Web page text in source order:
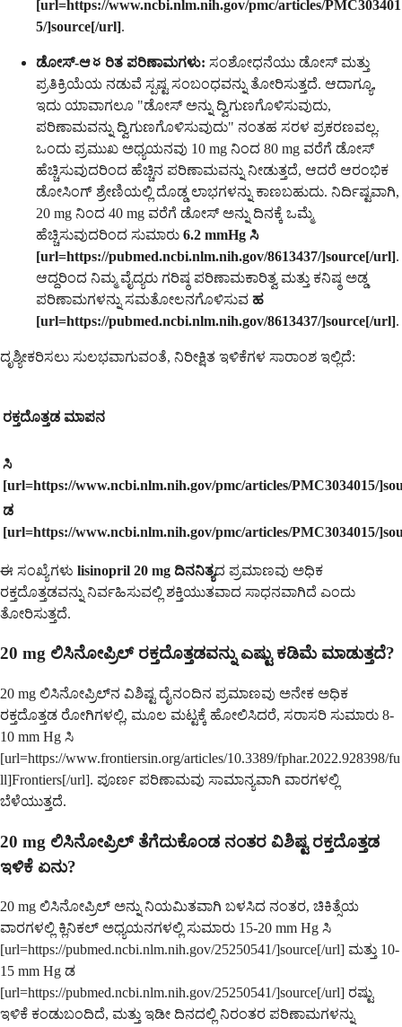
[url=https://www.ncbi.nlm.nih.gov/pmc/articles/PMC303401
5/]source[/url].
ಡೋಸ್-ಆధರಿತ ಪರಿಣಾಮಗಳು: ಸಂಶೋಧನೆಯು ಡೋಸ್ ಮತ್ತು
ಪ್ರತಿಕ್ರಿಯೆಯ ನಡುವೆ ಸ್ಪಷ್ಟ ಸಂಬಂಧವನ್ನು ತೋರಿಸುತ್ತದೆ. ಆದಾಗ್ಯೂ,
ಇದು ಯಾವಾಗಲೂ "ಡೋಸ್ ಅನ್ನು ದ್ವಿಗುಣಗೊಳಿಸುವುದು,
ಪರಿಣಾಮವನ್ನು ದ್ವಿಗುಣಗೊಳಿಸುವುದು" ನಂತಹ ಸರಳ ಪ್ರಕರಣವಲ್ಲ.
ಒಂದು ಪ್ರಮುಖ ಅಧ್ಯಯನವು 10 mg ನಿಂದ 80 mg ವರೆಗೆ ಡೋಸ್
ಹೆಚ್ಚಿಸುವುದರಿಂದ ಹೆಚ್ಚಿನ ಪರಿಣಾಮವನ್ನು ನೀಡುತ್ತದೆ, ಆದರೆ ಆರಂಭಿಕ
ಡೋಸಿಂಗ್ ಶ್ರೇಣಿಯಲ್ಲಿ ದೊಡ್ಡ ಲಾಭಗಳನ್ನು ಕಾಣಬಹುದು. ನಿರ್ದಿಷ್ಟವಾಗಿ,
20 mg ನಿಂದ 40 mg ವರೆಗೆ ಡೋಸ್ ಅನ್ನು ದಿನಕ್ಕೆ ಒಮ್ಮೆ
ಹೆಚ್ಚಿಸುವುದರಿಂದ ಸುಮಾರು 6.2 mmHg ಸಿ
[url=https://pubmed.ncbi.nlm.nih.gov/8613437/]source[/url].
ಆದ್ದರಿಂದ ನಿಮ್ಮ ವೈದ್ಯರು ಗರಿಷ್ಠ ಪರಿಣಾಮಕಾರಿತ್ವ ಮತ್ತು ಕನಿಷ್ಠ ಅಡ್ಡ
ಪರಿಣಾಮಗಳನ್ನು ಸಮತೋಲನಗೊಳಿಸುವ ಹ
[url=https://pubmed.ncbi.nlm.nih.gov/8613437/]source[/url].
ದೃಶ್ಯೀಕರಿಸಲು ಸುಲಭವಾಗುವಂತೆ, ನಿರೀಕ್ಷಿತ ಇಳಿಕೆಗಳ ಸಾರಾಂಶ ಇಲ್ಲಿದೆ:
ರಕ್ತದೊತ್ತಡ ಮಾಪನ
ಸಿ
[url=https://www.ncbi.nlm.nih.gov/pmc/articles/PMC3034015/
ಡ
[url=https://www.ncbi.nlm.nih.gov/pmc/articles/PMC3034015/
ಈ ಸಂಖ್ಯೆಗಳು lisinopril 20 mg ದಿನನಿತ್ಯದ ಪ್ರಮಾಣವು ಅಧಿಕ
ರಕ್ತದೊತ್ತಡವನ್ನು ನಿರ್ವಹಿಸುವಲ್ಲಿ ಶಕ್ತಿಯುತವಾದ ಸಾಧನವಾಗಿದೆ ಎಂದು
ತೋರಿಸುತ್ತದೆ.
20 mg ಲಿಸಿನೋಪ್ರಿಲ್ ರಕ್ತದೊತ್ತಡವನ್ನು ಎಷ್ಟು ಕಡಿಮೆ ಮಾಡುತ್ತದೆ?
20 mg ಲಿಸಿನೋಪ್ರಿಲ್‌ನ ವಿಶಿಷ್ಟ ದೈನಂದಿನ ಪ್ರಮಾಣವು ಅನೇಕ ಅಧಿಕ
ರಕ್ತದೊತ್ತಡ ರೋಗಿಗಳಲ್ಲಿ, ಮೂಲ ಮಟ್ಟಕ್ಕೆ ಹೋಲಿಸಿದರೆ, ಸರಾಸರಿ ಸುಮಾರು 8-
10 mm Hg ಸಿ
[url=https://www.frontiersin.org/articles/10.3389/fphar.2022.928398/fu
ll]Frontiers[/url]. ಪೂರ್ಣ ಪರಿಣಾಮವು ಸಾಮಾನ್ಯವಾಗಿ ವಾರಗಳಲ್ಲಿ
ಬೆಳೆಯುತ್ತದೆ.
20 mg ಲಿಸಿನೋಪ್ರಿಲ್ ತೆಗೆದುಕೊಂಡ ನಂತರ ವಿಶಿಷ್ಟ ರಕ್ತದೊತ್ತಡ
ಇಳಿಕೆ ಏನು?
20 mg ಲಿಸಿನೋಪ್ರಿಲ್ ಅನ್ನು ನಿಯಮಿತವಾಗಿ ಬಳಸಿದ ನಂತರ, ಚಿಕಿತ್ಸೆಯ
ವಾರಗಳಲ್ಲಿ ಕ್ಲಿನಿಕಲ್ ಅಧ್ಯಯನಗಳಲ್ಲಿ ಸುಮಾರು 15-20 mm Hg ಸಿ
[url=https://pubmed.ncbi.nlm.nih.gov/25250541/]source[/url] ಮತ್ತು 10-
15 mm Hg ಡ
[url=https://pubmed.ncbi.nlm.nih.gov/25250541/]source[/url] ರಷ್ಟು
ಇಳಿಕೆ ಕಂಡುಬಂದಿದೆ, ಮತ್ತು ಇಡೀ ದಿನದಲ್ಲಿ ನಿರಂತರ ಪರಿಣಾಮಗಳನ್ನು